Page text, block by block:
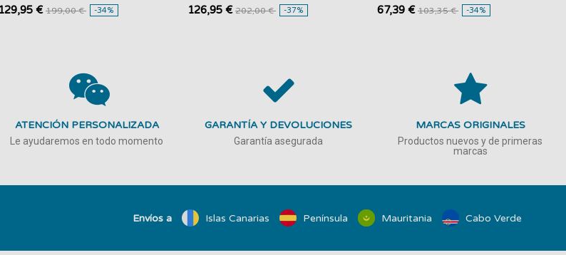
129,95 € 199,00 € -34% 126,95 € 202,00 € -37% 67,39 € 103,35 € -34%
ATENCIÓN PERSONALIZADA
Le ayudaremos en todo momento
GARANTÍA Y DEVOLUCIONES
Garantía asegurada
MARCAS ORIGINALES
Productos nuevos y de primeras
marcas
Envíos a Islas Canarias Península Mauritania Cabo Verde